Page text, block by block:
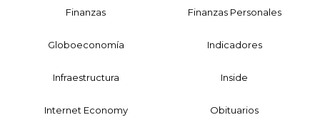
Finanzas Finanzas Personales
Globoeconomía Indicadores
Infraestructura Inside
Internet Economy Obituarios